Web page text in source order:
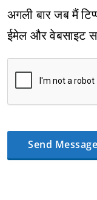
अगली बार जब मैं
ईमेल और वेबसाइट